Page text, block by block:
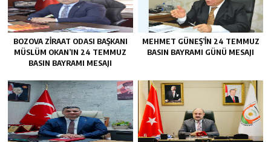
BOZOVA ZİRAAT ODASI BAŞKANI
MÜSLÜM OKAN’IN 24 TEMMUZ
BASIN BAYRAMI MESAJI
MEHMET GÜNEŞ’İN 24 TEMMUZ
BASIN BAYRAMI GÜNÜ MESAJI